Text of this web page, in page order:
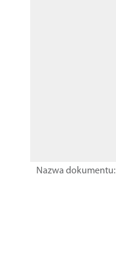
Nazwa dokumentu: